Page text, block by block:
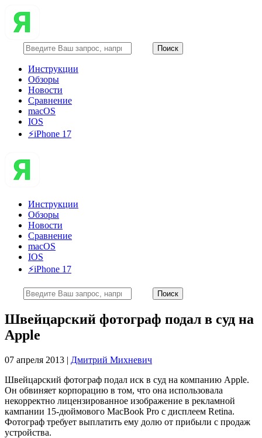
Инструкции
Обзоры
Новости
Сравнение
macOS
IOS
⚡️iPhone 17
Инструкции
Обзоры
Новости
Сравнение
macOS
IOS
⚡️iPhone 17
Швейцарский фотограф подал в суд на
Apple
07 апреля 2013 | Дмитрий Михневич
Швейцарский фотограф подал иск в суд на компанию Apple.
Он обвиняет корпорацию в том, что она использовала
некорректно лицензированное изображение в рекламной
кампании 15-дюймового MacBook Pro с дисплеем Retina.
Фотограф требует выплатить ему долю от прибыли с продаж
устройства.